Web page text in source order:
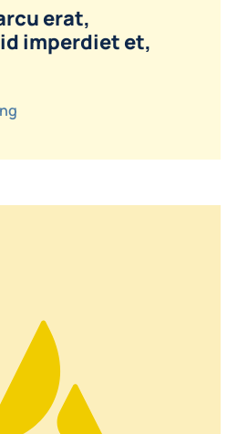
erat,
imperdiet et,